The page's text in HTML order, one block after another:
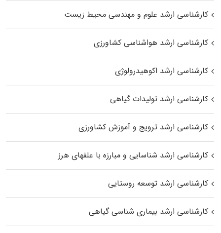
کارشناسی ارشد علوم و مهندسی محیط زیست
کارشناسی ارشد هواشناسی کشاورزی
کارشناسی ارشد اکوهیدرولوژی
کارشناسی ارشد تولیدات گیاهی
کارشناسی ارشد ترویج و آموزش کشاورزی
کارشناسی ارشد شناسایی و مبارزه با علفهای هرز
کارشناسی ارشد توسعه روستایی
کارشناسی ارشد بیماری‌ شناسی گیاهی